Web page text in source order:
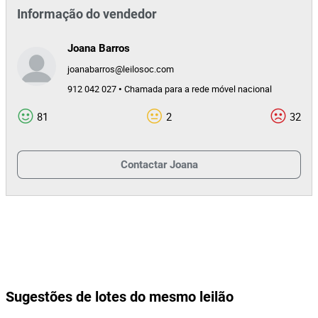
Informação do vendedor
Joana Barros
joanabarros@leilosoc.com
912 042 027 • Chamada para a rede móvel nacional
81 2 32
Contactar Joana
Sugestões de lotes do mesmo leilão